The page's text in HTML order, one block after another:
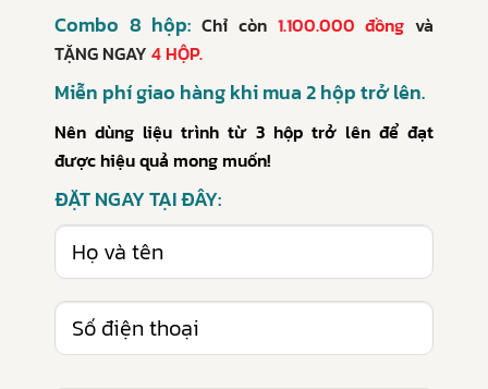
Combo 8 hộp: Chỉ còn1.100.000 đồngvà
TẶNG NGAY 4 HỘP.
Miễn phí giao hàng khi mua 2 hộp trở lên.
Nên dùng liệu trình từ 3 hộp trở lên để đạt
được hiệu quả mong muốn!
ĐẶT NGAY TẠI ĐÂY: